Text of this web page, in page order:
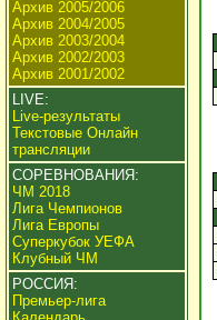
Архив 2005/2006
Архив 2004/2005
Архив 2003/2004
Архив 2002/2003
Архив 2001/2002
LIVE:
Live-результаты
Текстовые Онлайн
трансляции
СОРЕВНОВАНИЯ:
ЧМ 2018
Лига Чемпионов
Лига Европы
Суперкубок УЕФА
Клубный ЧМ
РОССИЯ:
Премьер-лига